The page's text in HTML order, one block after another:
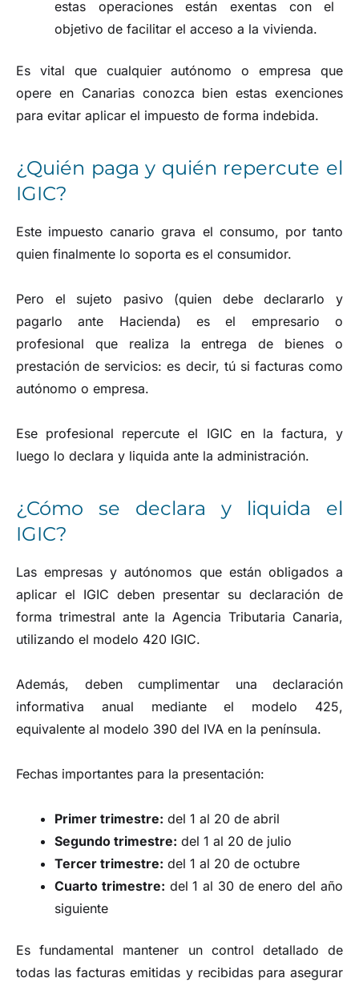
estas operaciones están exentas con el
objetivo de facilitar el acceso a la vivienda.
Es vital que cualquier autónomo o empresa que
opere en Canarias conozca bien estas exenciones
para evitar aplicar el impuesto de forma indebida.
¿Quién paga y quién repercute el
IGIC?
Este impuesto canario grava el consumo, por tanto
quien finalmente lo soporta es el consumidor.
Pero el sujeto pasivo (quien debe declararlo y
pagarlo ante Hacienda) es el empresario o
profesional que realiza la entrega de bienes o
prestación de servicios: es decir, tú si facturas como
autónomo o empresa.
Ese profesional repercute el IGIC en la factura, y
luego lo declara y liquida ante la administración.
¿Cómo se declara y liquida el
IGIC?
Las empresas y autónomos que están obligados a
aplicar el IGIC deben presentar su declaración de
forma trimestral ante la Agencia Tributaria Canaria,
utilizando el modelo 420 IGIC.
Además, deben cumplimentar una declaración
informativa anual mediante el modelo 425,
equivalente al modelo 390 del IVA en la península.
Fechas importantes para la presentación:
Primer trimestre: del 1 al 20 de abril
Segundo trimestre: del 1 al 20 de julio
Tercer trimestre: del 1 al 20 de octubre
Cuarto trimestre: del 1 al 30 de enero del año
siguiente
Es fundamental mantener un control detallado de
todas las facturas emitidas y recibidas para asegurar